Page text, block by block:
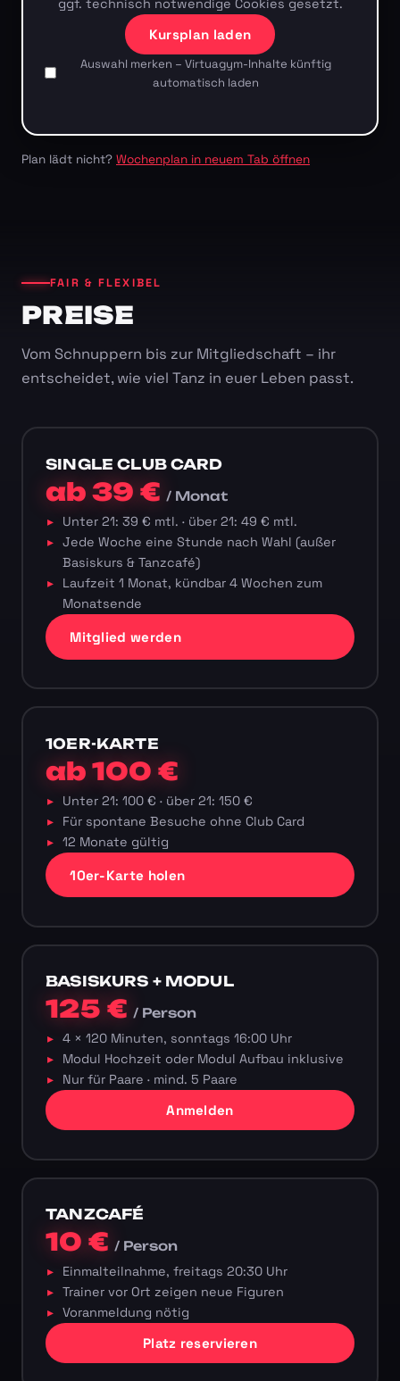
ggf. technisch notwendige Cookies gesetzt.
Kursplan laden
Auswahl merken – Virtuagym-Inhalte künftig
automatisch laden
Plan lädt nicht? Wochenplan in neuem Tab öffnen
FAIR & FLEXIBEL
PREISE
Vom Schnuppern bis zur Mitgliedschaft – ihr
entscheidet, wie viel Tanz in euer Leben passt.
SINGLE CLUB CARD
ab 39 €/ Monat
Unter 21: 39 € mtl. · über 21: 49 € mtl.
Jede Woche eine Stunde nach Wahl (außer
Basiskurs & Tanzcafé)
Laufzeit 1 Monat, kündbar 4 Wochen zum
Monatsende
Mitglied werden
10ER-KARTE
ab 100 €
Unter 21: 100 € · über 21: 150 €
Für spontane Besuche ohne Club Card
12 Monate gültig
10er-Karte holen
BASISKURS + MODUL
125 €/ Person
4 × 120 Minuten, sonntags 16:00 Uhr
Modul Hochzeit oder Modul Aufbau inklusive
Nur für Paare · mind. 5 Paare
Anmelden
TANZCAFÉ
10 €/ Person
Einmalteilnahme, freitags 20:30 Uhr
Trainer vor Ort zeigen neue Figuren
Voranmeldung nötig
Platz reservieren